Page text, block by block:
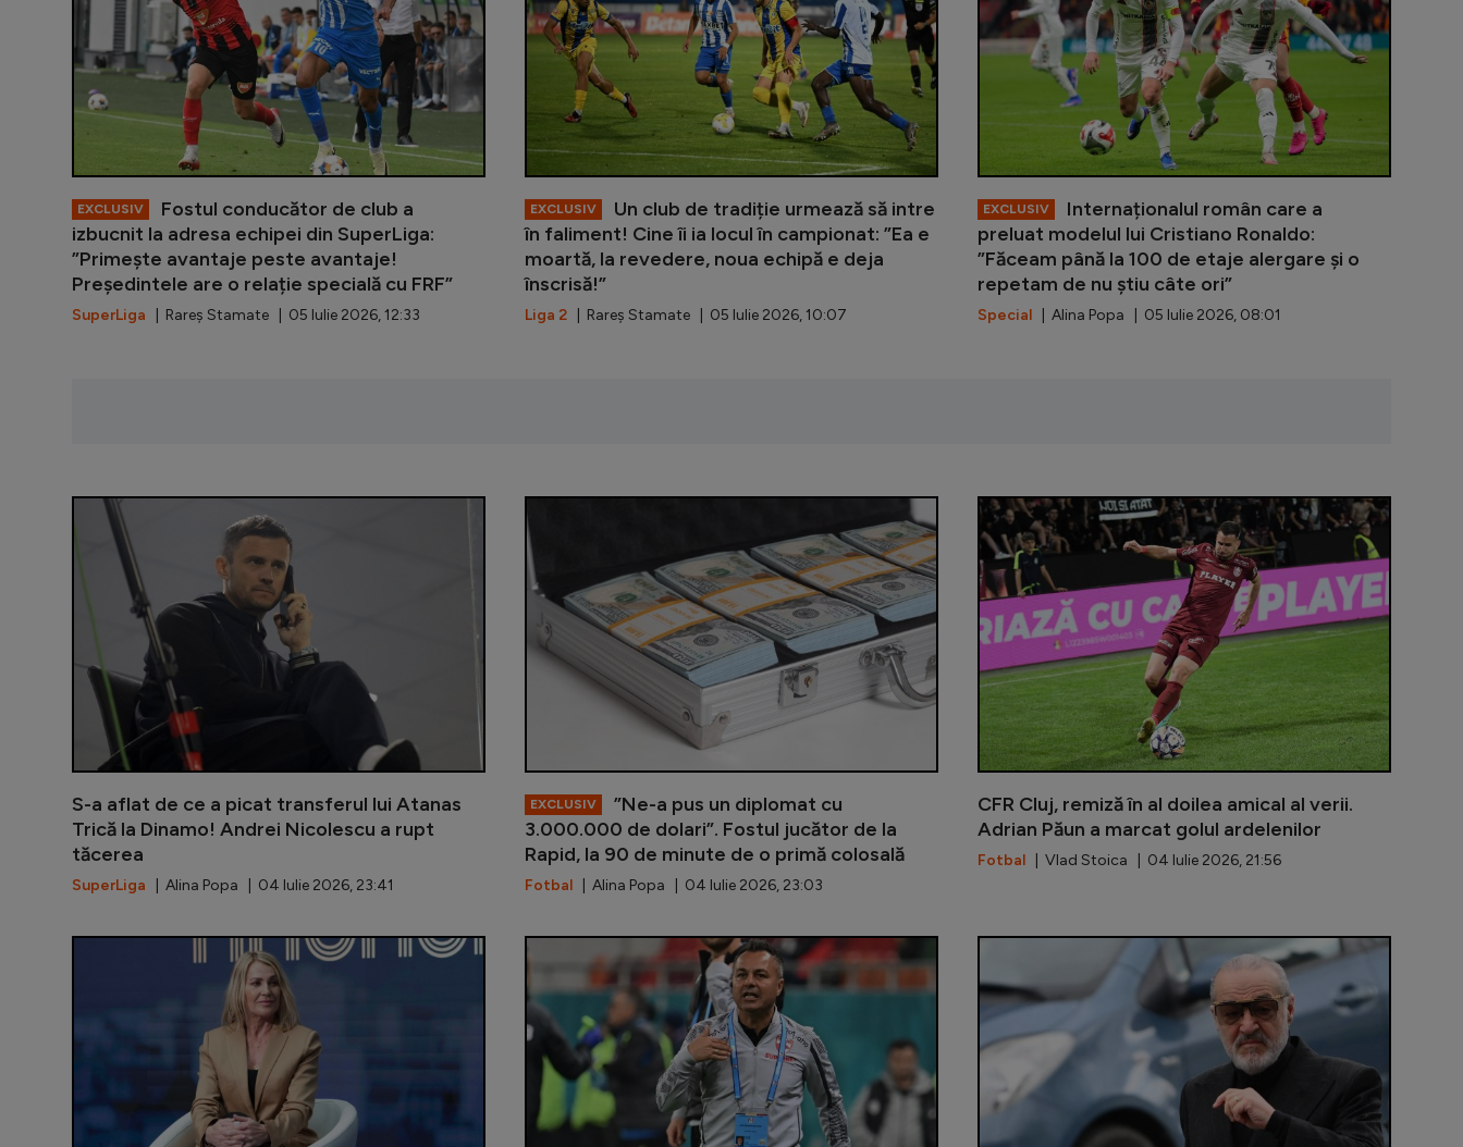
EXCLUSIV
Fostul conducător de club a
izbucnit la adresa echipei din SuperLiga:
”Primește avantaje peste avantaje!
Președintele are o relație specială cu FRF”
SuperLiga | Rareș Stamate | 05 Iulie 2026, 12:33
EXCLUSIV
Un club de tradiție urmează să intre
în faliment! Cine îi ia locul în campionat: ”Ea e
moartă, la revedere, noua echipă e deja
înscrisă!”
Liga 2 | Rareș Stamate | 05 Iulie 2026, 10:07
EXCLUSIV
Internaționalul român care a
preluat modelul lui Cristiano Ronaldo:
”Făceam până la 100 de etaje alergare și o
repetam de nu știu câte ori”
Special | Alina Popa | 05 Iulie 2026, 08:01
S-a aflat de ce a picat transferul lui Atanas
Trică la Dinamo! Andrei Nicolescu a rupt
tăcerea
SuperLiga | Alina Popa | 04 Iulie 2026, 23:41
S-a aflat de ce a picat transferul lui Atanas Trică la Dinamo!
EXCLUSIV
”Ne-a pus un diplomat cu
3.000.000 de dolari”. Fostul jucător de la
Rapid, la 90 de minute de o primă colosală
Fotbal | Alina Popa | 04 Iulie 2026, 23:03
”Ne-a pus
CFR Cluj, remiză în al doilea amical al verii.
Adrian Păun a marcat golul ardelenilor
Fotbal | Vlad Stoica | 04 Iulie 2026, 21:56
Nadia Comăneci, mesaj special cu ocazia împlinirii a 150 de ani
Florentin